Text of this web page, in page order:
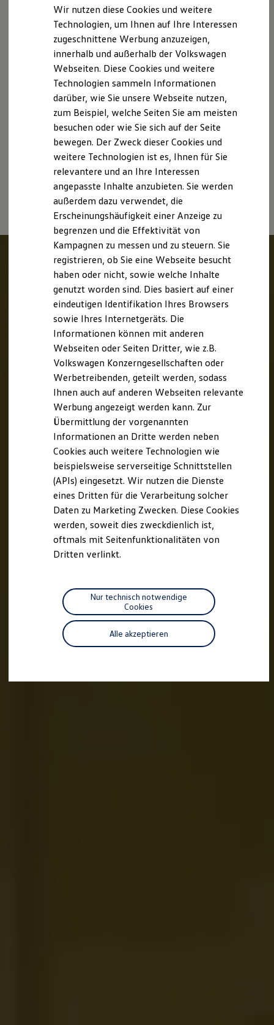
Laden unterwegs
Laden Zuhause
Ladestationen finden
Ladezeitensimulator
Batterie
Sicherheit
Nachhaltigkeit
Technologie
Kosten und Kauf
Verbrauchskosten
Kaufoptionen
E-Auto-Förderung
Software und Konnektivität
Die ID. Software 6
ID. Software Versionen und Updates
Digitale Extras
Schnittstellen zu Ihrem ID.
Marke und Erlebnis
Volkswagen R und R Experience
R-Modelle
R Experience
Driving Experience
Volkswagen entdecken
Werkbesichtigung
Lifestyle Shop
T-Roc Kollektion
Golf Kollektion
Volkswagen Kollektion
R-Kollektion
GTI Kollektion
Fußball Drop
we drive football
#wedriveproud
Besitzer und Service
myVolkswagen
Software Updates
Service und Ersatzteile
Inspektion und HU/AU
Reparaturen und Checks
Motorenöl und Flüssigkeiten
Räder und Reifen
Pannen- und Unfallhilfe
Economy Service
Volkswagen Teile
Zubehör
Modellspezifisches Zubehör
Individualisieren
Wallbox und Ladekabel
Digitale Extras
Dienste für Ihr Modell finden
Volkswagen Apps, Login und Shop
Handy und Fahrzeug verbinden
Vorgängermodelle
teilweise Sonderausstattungen der Fahrzeuge gegen
Mehrpreis.
Bitte beachten Sie auch unseren Konfigurator für eine
Übersicht der aktuell verfügbaren Modelle und Ausstattungen.
Die angegebenen Verbrauchs- und Emissionswerte beziehen
sich nicht auf ein einzelnes Fahrzeug und sind nicht Bestandteil
des Angebots, sondern dienen allein Vergleichszwecken
zwischen den verschiedenen Fahrzeugtypen.
Zusatzausstattungen undZubehör(Anbauteile, Reifenformat
usw.) können relevante Fahrzeugparameter, wiez. B.
Rollwiderstand und Aerodynamik verändern und neben
Witterungs- und Verkehrsbedingungen sowie dem
individuellen Fahrverhalten den Kraftstoffverbrauch, den
Stromverbrauch, die CO₂-Emissionen und die
Fahrleistungswerte eines Fahrzeugs beeinflussen.
Wir nutzen diese Cookies und weitere
Technologien, um Ihnen auf Ihre Interessen
zugeschnittene Werbung anzuzeigen,
innerhalb und außerhalb der Volkswagen
Webseiten. Diese Cookies und weitere
Technologien sammeln Informationen
darüber, wie Sie unsere Webseite nutzen,
zum Beispiel, welche Seiten Sie am meisten
besuchen oder wie Sie sich auf der Seite
bewegen. Der Zweck dieser Cookies und
weitere Technologien ist es, Ihnen für Sie
relevantere und an Ihre Interessen
angepasste Inhalte anzubieten. Sie werden
außerdem dazu verwendet, die
Erscheinungshäufigkeit einer Anzeige zu
begrenzen und die Effektivität von
Kampagnen zu messen und zu steuern. Sie
registrieren, ob Sie eine Webseite besucht
haben oder nicht, sowie welche Inhalte
genutzt worden sind. Dies basiert auf einer
eindeutigen Identifikation Ihres Browsers
sowie Ihres Internetgeräts. Die
Informationen können mit anderen
Webseiten oder Seiten Dritter, wie z.B.
Volkswagen Konzerngesellschaften oder
Werbetreibenden, geteilt werden, sodass
Ihnen auch auf anderen Webseiten relevante
Werbung angezeigt werden kann. Zur
Übermittlung der vorgenannten
Informationen an Dritte werden neben
Cookies auch weitere Technologien wie
beispielsweise serverseitige Schnittstellen
(APIs) eingesetzt. Wir nutzen die Dienste
eines Dritten für die Verarbeitung solcher
Daten zu Marketing Zwecken. Diese Cookies
werden, soweit dies zweckdienlich ist,
oftmals mit Seitenfunktionalitäten von
Dritten verlinkt.
Alle akzeptieren
Nur technisch notwendige
Cookies